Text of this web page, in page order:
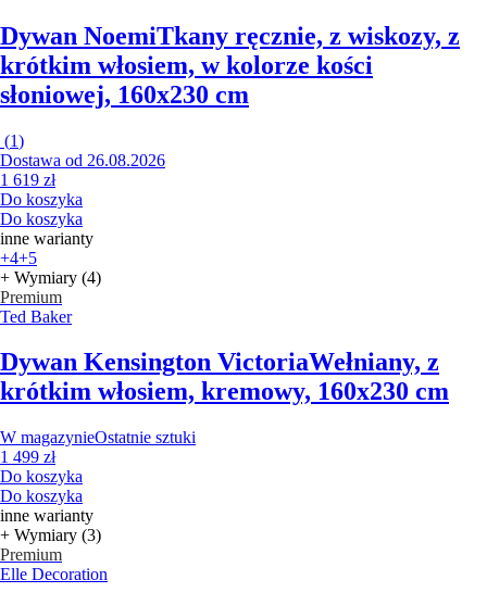
Dywan NoemiTkany ręcznie, z wiskozy, z
krótkim włosiem, w kolorze kości
słoniowej, 160x230 cm
(1)
Dostawa od 26.08.2026
1 619 zł
Do koszyka
Do koszyka
inne warianty
+4+5
+ Wymiary (4)
Premium
Ted Baker
Dywan Kensington VictoriaWełniany, z
krótkim włosiem, kremowy, 160x230 cm
W magazynieOstatnie sztuki
1 499 zł
Do koszyka
Do koszyka
inne warianty
+ Wymiary (3)
Premium
Elle Decoration